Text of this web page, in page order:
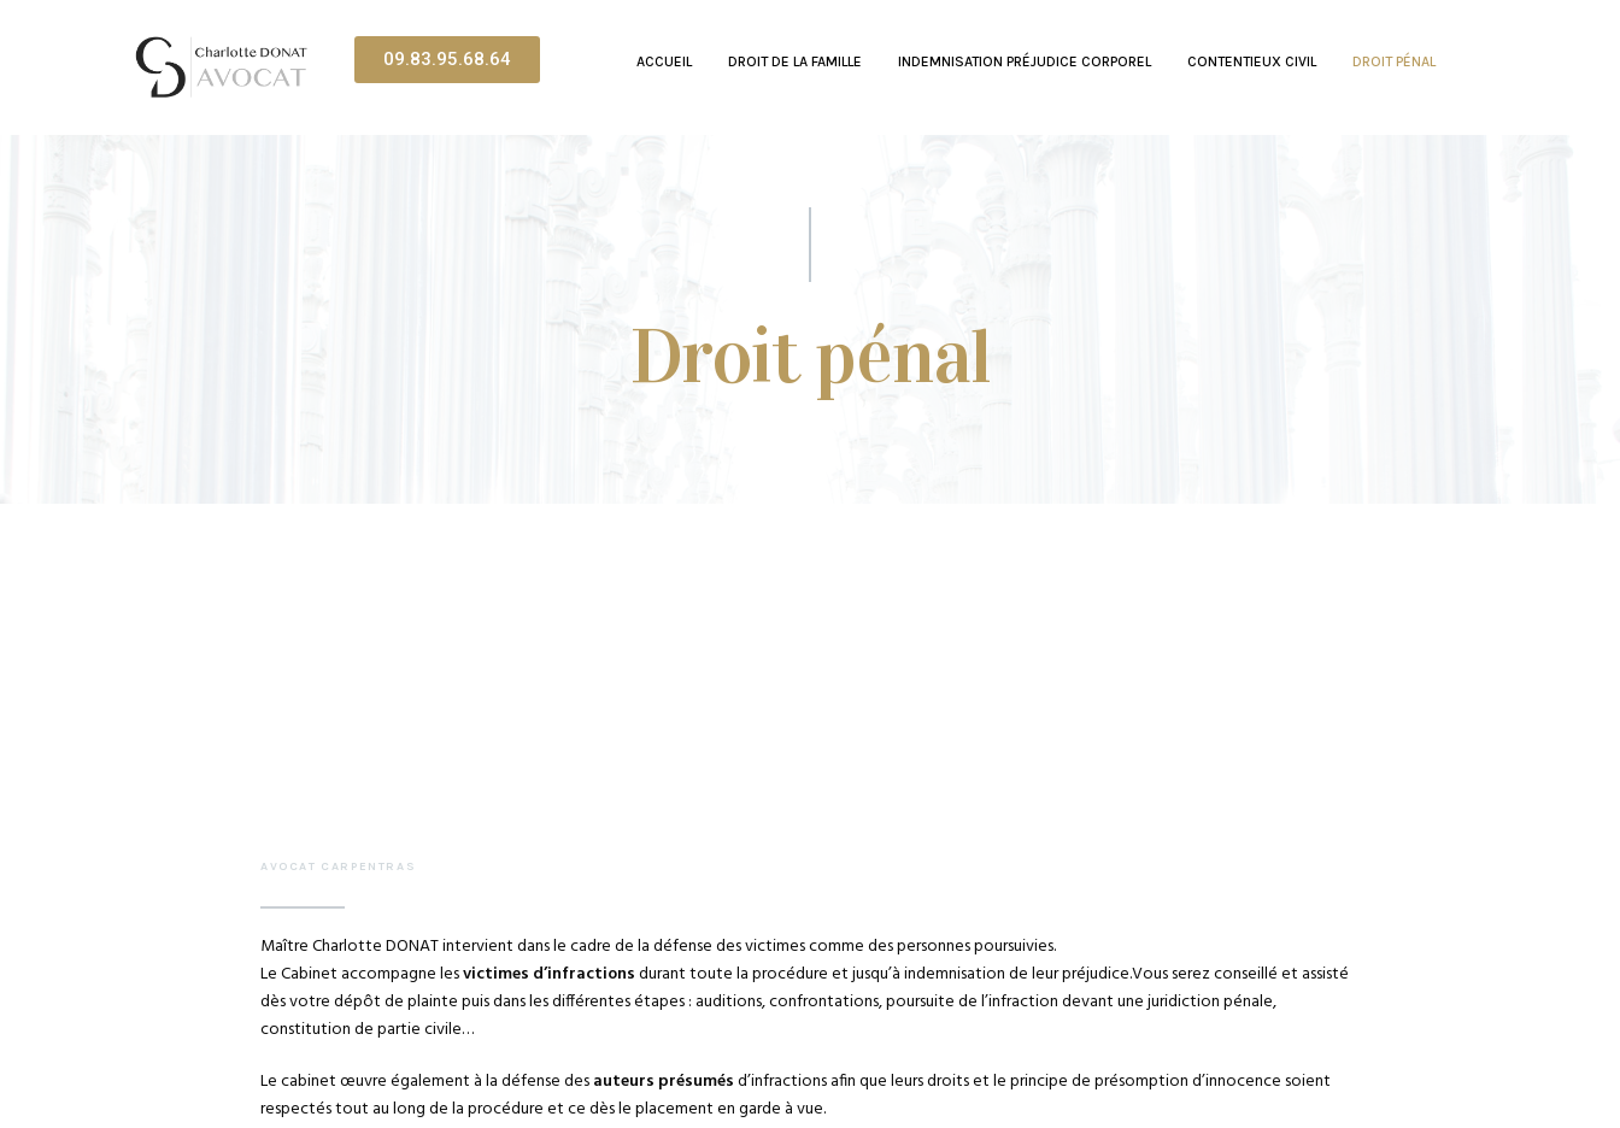
09.83.95.68.64 ACCUEIL DROIT DE LA FAMILLE INDEMNISATION PRÉJUDICE CORPOREL CONTENTIEUX CIVIL DROIT PÉNAL
Droit pénal
AVOCAT CARPENTRAS
Maître Charlotte DONAT intervient dans le cadre de la défense des victimes comme des personnes poursuivies.
Le Cabinet accompagne lesvictimes d’infractionsdurant toute la procédure et jusqu’à indemnisation de leur préjudice.Vous serez conseillé et assisté
dès votre dépôt de plainte puis dans les différentes étapes : auditions, confrontations, poursuite de l’infraction devant une juridiction pénale,
constitution de partie civile…
Le cabinet œuvre également à la défense desauteurs présumésd’infractions afin que leurs droits et le principe de présomption d’innocence soient
respectés tout au long de la procédure et ce dès le placement en garde à vue.